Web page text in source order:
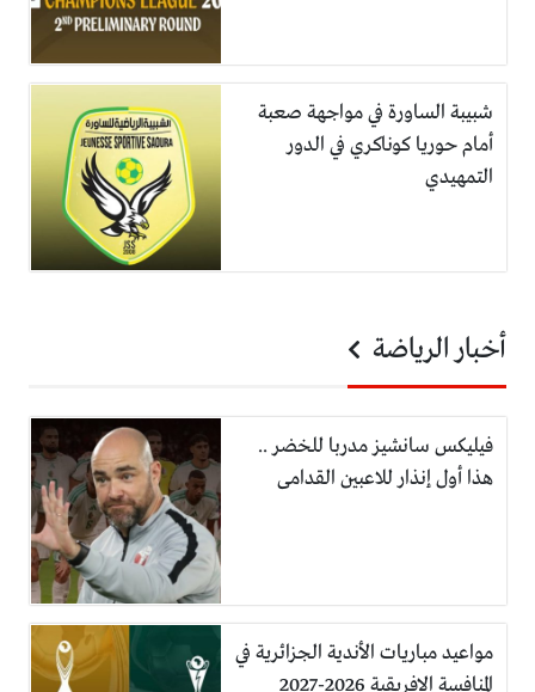
شبيبة الساورة في مواجهة صعبة
أمام حوريا كوناكري في الدور
التمهيدي
أخبار الرياضة
فيليكس سانشيز مدربا للخضر ..
هذا أول إنذار للاعبين القدامى
مواعيد مباريات الأندية الجزائرية في
المنافسة الافريقية 2026-2027